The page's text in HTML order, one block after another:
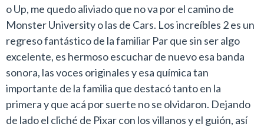
o Up, me quedo aliviado que no va por el camino de
Monster University o las de Cars. Los increíbles 2 es un
regreso fantástico de la familiar Par que sin ser algo
excelente, es hermoso escuchar de nuevo esa banda
sonora, las voces originales y esa química tan
importante de la familia que destacó tanto en la
primera y que acá por suerte no se olvidaron. Dejando
de lado el cliché de Pixar con los villanos y el guión, así